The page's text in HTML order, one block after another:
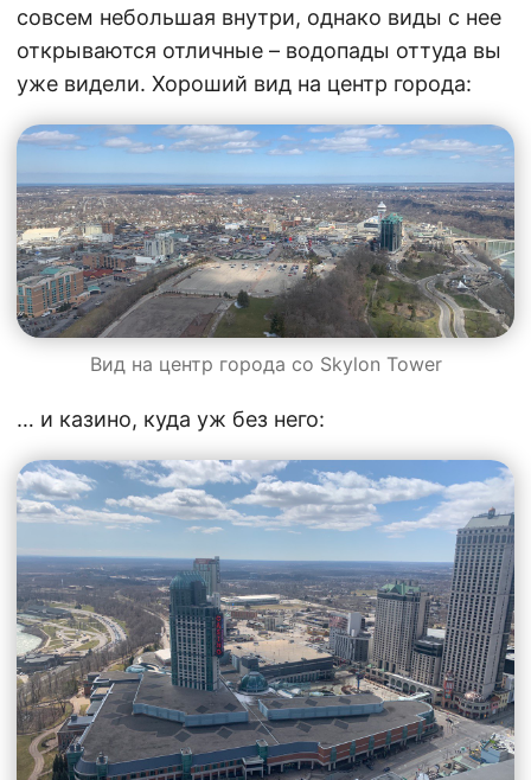
совсем небольшая внутри, однако виды с нее
открываются отличные – водопады оттуда вы
уже видели. Хороший вид на центр города:
Вид на центр города со Skylon Tower
… и казино, куда уж без него: